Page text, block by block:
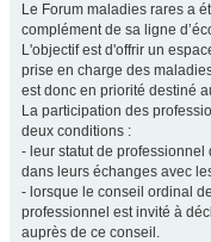
Le Forum maladies rares a
complément de sa ligne
L'objectif est d'offrir un
prise en charge des
est donc en priorité destiné
La participation des
deux conditions :
- leur statut de
dans leurs échanges avec
- lorsque le conseil ordinal
professionnel est invité à
auprès de ce conseil.